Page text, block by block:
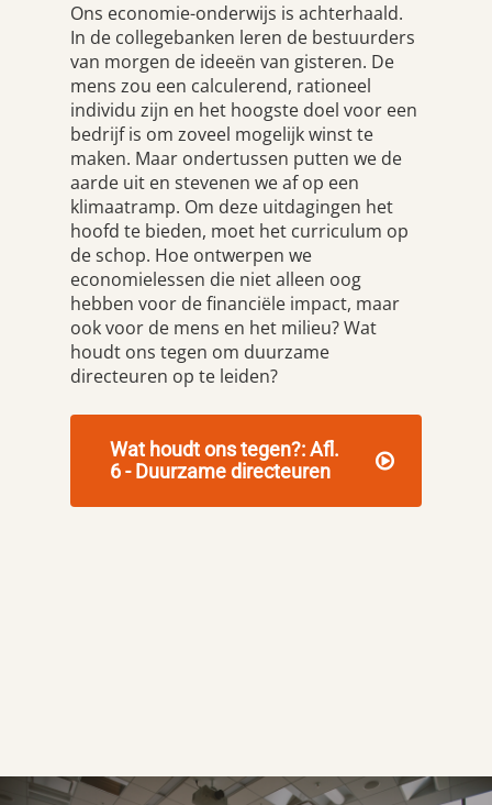
Ons economie-onderwijs is achterhaald.
In de collegebanken leren de bestuurders
van morgen de ideeën van gisteren. De
mens zou een calculerend, rationeel
individu zijn en het hoogste doel voor een
bedrijf is om zoveel mogelijk winst te
maken. Maar ondertussen putten we de
aarde uit en stevenen we af op een
klimaatramp. Om deze uitdagingen het
hoofd te bieden, moet het curriculum op
de schop. Hoe ontwerpen we
economielessen die niet alleen oog
hebben voor de financiële impact, maar
ook voor de mens en het milieu? Wat
houdt ons tegen om duurzame
directeuren op te leiden?
Wat houdt ons tegen?: Afl.
6 - Duurzame directeuren